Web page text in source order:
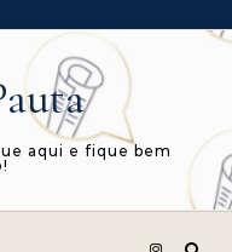
aqui e fique bem